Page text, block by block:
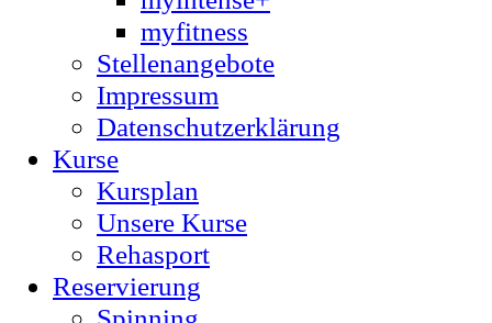
myfitness
Stellenangebote
Impressum
Datenschutzerklärung
Kurse
Kursplan
Unsere Kurse
Rehasport
Reservierung